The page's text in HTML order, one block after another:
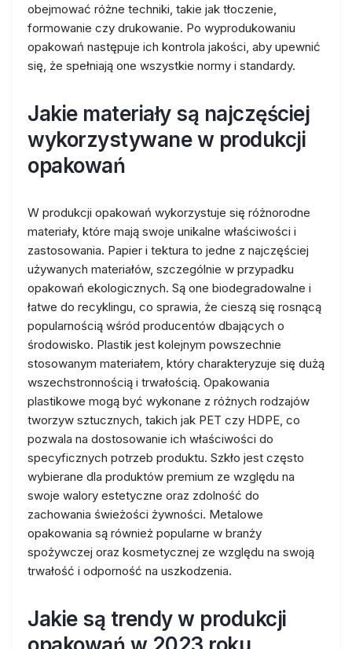
obejmować różne techniki, takie jak tłoczenie,
formowanie czy drukowanie. Po wyprodukowaniu
opakowań następuje ich kontrola jakości, aby upewnić
się, że spełniają one wszystkie normy i standardy.
Jakie materiały są najczęściej
wykorzystywane w produkcji
opakowań
W produkcji opakowań wykorzystuje się różnorodne
materiały, które mają swoje unikalne właściwości i
zastosowania. Papier i tektura to jedne z najczęściej
używanych materiałów, szczególnie w przypadku
opakowań ekologicznych. Są one biodegradowalne i
łatwe do recyklingu, co sprawia, że cieszą się rosnącą
popularnością wśród producentów dbających o
środowisko. Plastik jest kolejnym powszechnie
stosowanym materiałem, który charakteryzuje się dużą
wszechstronnością i trwałością. Opakowania
plastikowe mogą być wykonane z różnych rodzajów
tworzyw sztucznych, takich jak PET czy HDPE, co
pozwala na dostosowanie ich właściwości do
specyficznych potrzeb produktu. Szkło jest często
wybierane dla produktów premium ze względu na
swoje walory estetyczne oraz zdolność do
zachowania świeżości żywności. Metalowe
opakowania są również popularne w branży
spożywczej oraz kosmetycznej ze względu na swoją
trwałość i odporność na uszkodzenia.
Jakie są trendy w produkcji